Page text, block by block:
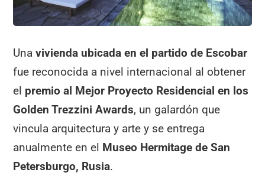
Una vivienda ubicada en el partido de Escobar
fue reconocida a nivel internacional al obtener
el premio al Mejor Proyecto Residencial en los
Golden Trezzini Awards, un galardón que
vincula arquitectura y arte y se entrega
anualmente en el Museo Hermitage de San
Petersburgo, Rusia.